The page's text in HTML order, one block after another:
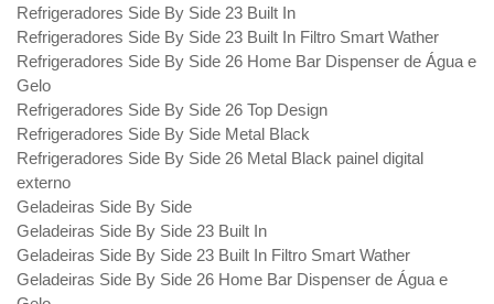
Refrigeradores Side By Side 23 Built In
Refrigeradores Side By Side 23 Built In Filtro Smart Wather
Refrigeradores Side By Side 26 Home Bar Dispenser de Água e
Gelo
Refrigeradores Side By Side 26 Top Design
Refrigeradores Side By Side Metal Black
Refrigeradores Side By Side 26 Metal Black painel digital
externo
Geladeiras Side By Side
Geladeiras Side By Side 23 Built In
Geladeiras Side By Side 23 Built In Filtro Smart Wather
Geladeiras Side By Side 26 Home Bar Dispenser de Água e